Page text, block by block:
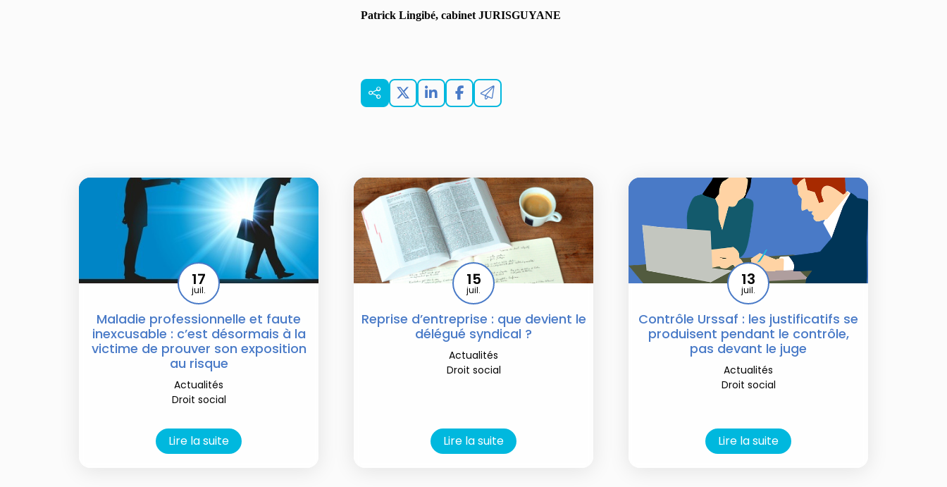
Patrick Lingibé, cabinet JURISGUYANE
Maladie professionnelle et faute
inexcusable : c’est désormais à la
victime de prouver son exposition
au risque
17
juil.
Actualités
Droit social
Lire la suite
Reprise d’entreprise : que devient le
délégué syndical ?
15
juil.
Actualités
Droit social
Lire la suite
Contrôle Urssaf : les justificatifs se
produisent pendant le contrôle,
pas devant le juge
13
juil.
Actualités
Droit social
Lire la suite